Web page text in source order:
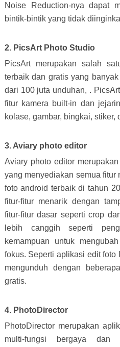
Noise Reduction-nya dapat
bintik-bintik yang tidak
2. PicsArt Photo Studio
PicsArt merupakan salah
terbaik dan gratis yang
dari 100 juta unduhan, .
fitur kamera built-in dan
kolase, gambar, bingkai, stiker,
3. Aviary photo editor
Aviary photo editor
yang menyediakan semua
foto android terbaik di tahun
fitur-fitur menarik dengan
fitur-fitur dasar seperti crop
lebih canggih seperti
kemampuan untuk
fokus. Seperti aplikasi edit
mengunduh dengan
gratis.
4. PhotoDirector
PhotoDirector merupakan
multi-fungsi bergaya dan